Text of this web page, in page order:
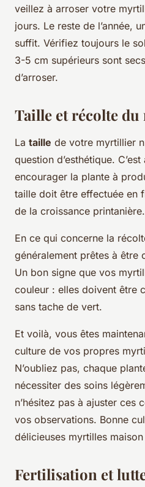
veillez à arroser votre
jours. Le reste de l’année,
suffit. Vérifiez toujours le
3-5 cm supérieurs sont
d’arroser.
Taille et récolte
La taille de votre myrtillier
question d’esthétique.
encourager la plante à
taille doit être effectuée en
de la croissance printanière.
En ce qui concerne la
généralement prêtes à être
Un bon signe que vos
couleur : elles doivent être
sans tache de vert.
Et voilà, vous êtes
culture de vos propres
N’oubliez pas, chaque
nécessiter des soins
n’hésitez pas à ajuster ces
vos observations. Bonne
délicieuses myrtilles maison
Fertilisation et